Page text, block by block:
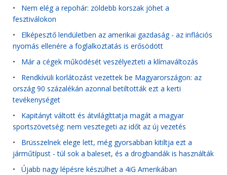
• Nem elég a repohár: zöldebb korszak jöhet a
fesztiválokon
• Elképesztő lendületben az amerikai gazdaság - az inflációs
nyomás ellenére a foglalkoztatás is erősödött
• Már a cégek működését veszélyezteti a klímaváltozás
• Rendkívüli korlátozást vezettek be Magyarországon: az
ország 90 százalékán azonnal betiltották ezt a kerti
tevékenységet
• Kapitányt váltott és átvilágíttatja magát a magyar
sportszövetség: nem vesztegeti az időt az új vezetés
• Brüsszelnek elege lett, még gyorsabban kitiltja ezt a
járműtípust - túl sok a baleset, és a drogbandák is használták
• Újabb nagy lépésre készülhet a 4iG Amerikában